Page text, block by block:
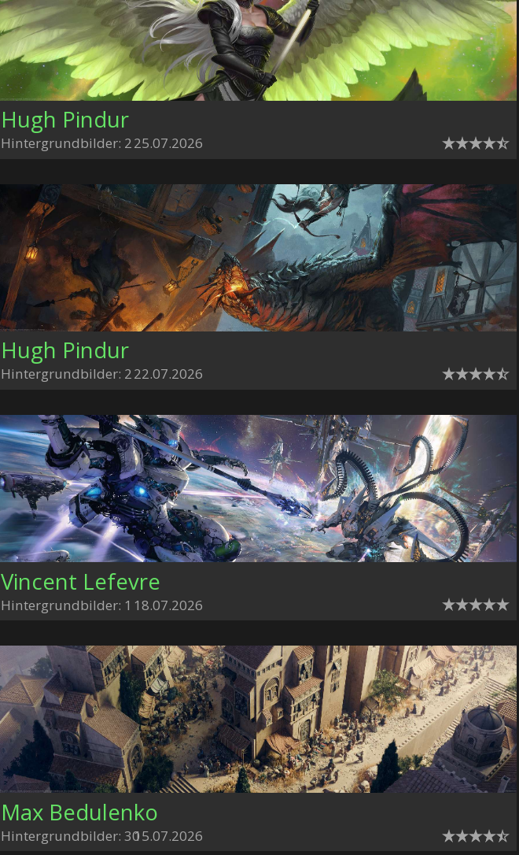
Hugh Pindur
Hintergrundbilder: 225.07.2026
Hugh Pindur
Hintergrundbilder: 222.07.2026
Vincent Lefevre
Hintergrundbilder: 1 18.07.2026
Max Bedulenko
Hintergrundbilder: 3015.07.2026